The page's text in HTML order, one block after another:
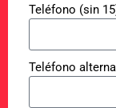
Teléfono (sin
Teléfono